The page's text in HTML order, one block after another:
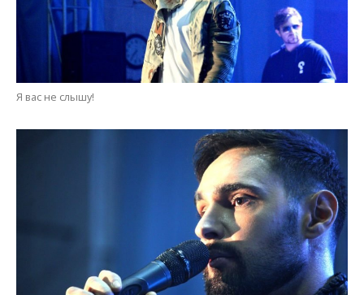
Я вас не слышу!